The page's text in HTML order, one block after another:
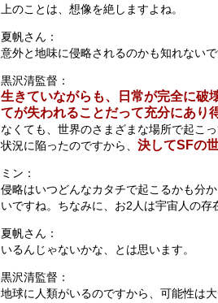
上のことは、想像を絶しますよね。
夏帆さん：
意外と地味に侵略されるのかも知れないで
黒沢清監督：
生きていながらも、日常が完全に破
てが失われることだって充分にあり
なくても、世界のさまざまな場所で起こ
状況に陥ったのですから、 決してSFの
ミン：
侵略はいつどんなカタチで起こるかも分
いですね。ちなみに、お2人は宇宙人の存
夏帆さん：
いるんじゃないかな、とは思います。
黒沢清監督：
地球に人類がいるのですから、可能性は